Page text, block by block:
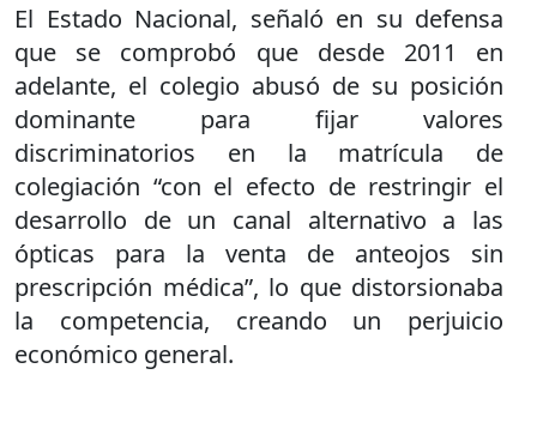
El Estado Nacional, señaló en su defensa
que se comprobó que desde 2011 en
adelante, el colegio abusó de su posición
dominante para fijar valores
discriminatorios en la matrícula de
colegiación “con el efecto de restringir el
desarrollo de un canal alternativo a las
ópticas para la venta de anteojos sin
prescripción médica”, lo que distorsionaba
la competencia, creando un perjuicio
económico general.